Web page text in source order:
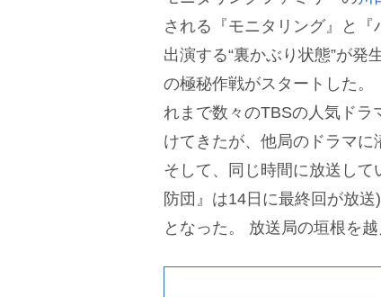
される『モニタリング』と
出演する“裏かぶり状態”が発
の極秘作戦がスタートした。
れまで数々のTBSの人気ドラ
けてきたが、他局のドラマに
そして、同じ時間に放送し
防団』は14日に最終回が放
となった。
放送局の垣根を
。小杉と